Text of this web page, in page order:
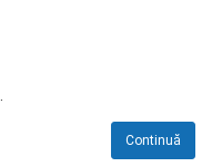
Continuă